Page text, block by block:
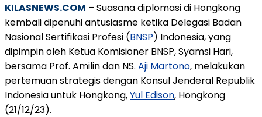
KILASNEWS.COM – Suasana diplomasi di Hongkong
kembali dipenuhi antusiasme ketika Delegasi Badan
Nasional Sertifikasi Profesi (BNSP) Indonesia, yang
dipimpin oleh Ketua Komisioner BNSP, Syamsi Hari,
bersama Prof. Amilin dan NS. Aji Martono, melakukan
pertemuan strategis dengan Konsul Jenderal Republik
Indonesia untuk Hongkong,Yul Edison, Hongkong
(21/12/23).